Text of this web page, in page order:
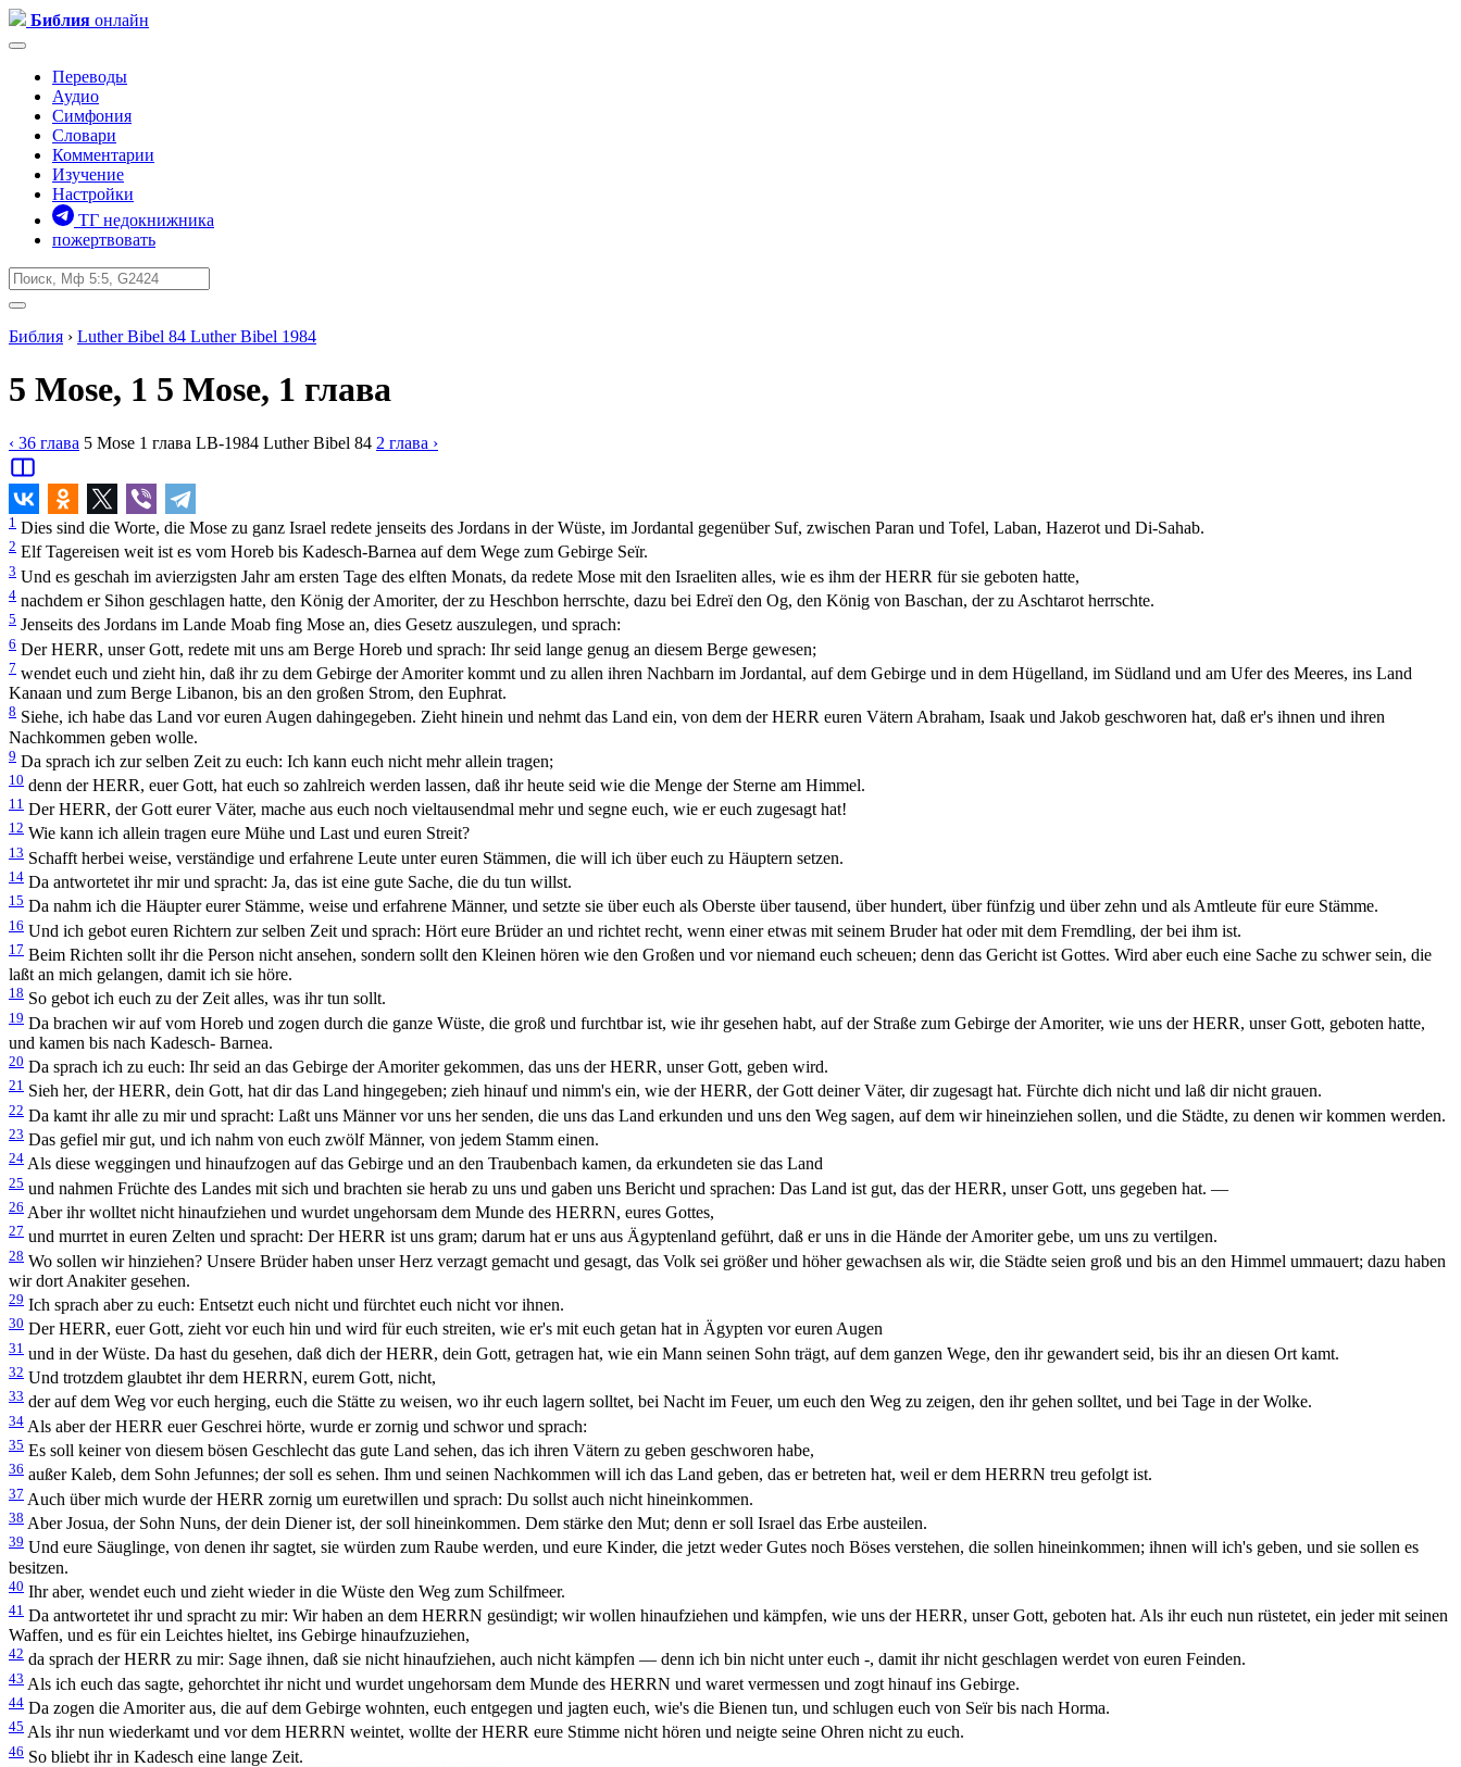
Библия онлайн
Переводы
Аудио
Симфония
Словари
Комментарии
Изучение
Настройки
ТГ недокнижника
пожертвовать
Библия › Luther Bibel 84 Luther Bibel 1984
5 Mose, 1 5 Mose, 1 глава
‹ 36 глава 5 Mose 1 глава LB-1984 Luther Bibel 84 2 глава ›
1 Dies sind die Worte, die Mose zu ganz Israel redete jenseits des Jordans in der Wüste, im Jordantal gegenüber Suf, zwischen Paran und Tofel, Laban, Hazerot und Di-Sahab.
2 Elf Tagereisen weit ist es vom Horeb bis Kadesch-Barnea auf dem Wege zum Gebirge Seïr.
3 Und es geschah im avierzigsten Jahr am ersten Tage des elften Monats, da redete Mose mit den Israeliten alles, wie es ihm der HERR für sie geboten hatte,
4 nachdem er Sihon geschlagen hatte, den König der Amoriter, der zu Heschbon herrschte, dazu bei Edreï den Og, den König von Baschan, der zu Aschtarot herrschte.
5 Jenseits des Jordans im Lande Moab fing Mose an, dies Gesetz auszulegen, und sprach:
6 Der HERR, unser Gott, redete mit uns am Berge Horeb und sprach: Ihr seid lange genug an diesem Berge gewesen;
7 wendet euch und zieht hin, daß ihr zu dem Gebirge der Amoriter kommt und zu allen ihren Nachbarn im Jordantal, auf dem Gebirge und in dem Hügelland, im Südland und am Ufer des Meeres, ins Land
Kanaan und zum Berge Libanon, bis an den großen Strom, den Euphrat.
8 Siehe, ich habe das Land vor euren Augen dahingegeben. Zieht hinein und nehmt das Land ein, von dem der HERR euren Vätern Abraham, Isaak und Jakob geschworen hat, daß er's ihnen und ihren
Nachkommen geben wolle.
9 Da sprach ich zur selben Zeit zu euch: Ich kann euch nicht mehr allein tragen;
10 denn der HERR, euer Gott, hat euch so zahlreich werden lassen, daß ihr heute seid wie die Menge der Sterne am Himmel.
11 Der HERR, der Gott eurer Väter, mache aus euch noch vieltausendmal mehr und segne euch, wie er euch zugesagt hat!
12 Wie kann ich allein tragen eure Mühe und Last und euren Streit?
13 Schafft herbei weise, verständige und erfahrene Leute unter euren Stämmen, die will ich über euch zu Häuptern setzen.
14 Da antwortetet ihr mir und spracht: Ja, das ist eine gute Sache, die du tun willst.
15 Da nahm ich die Häupter eurer Stämme, weise und erfahrene Männer, und setzte sie über euch als Oberste über tausend, über hundert, über fünfzig und über zehn und als Amtleute für eure Stämme.
16 Und ich gebot euren Richtern zur selben Zeit und sprach: Hört eure Brüder an und richtet recht, wenn einer etwas mit seinem Bruder hat oder mit dem Fremdling, der bei ihm ist.
17 Beim Richten sollt ihr die Person nicht ansehen, sondern sollt den Kleinen hören wie den Großen und vor niemand euch scheuen; denn das Gericht ist Gottes. Wird aber euch eine Sache zu schwer sein, die
laßt an mich gelangen, damit ich sie höre.
18 So gebot ich euch zu der Zeit alles, was ihr tun sollt.
19 Da brachen wir auf vom Horeb und zogen durch die ganze Wüste, die groß und furchtbar ist, wie ihr gesehen habt, auf der Straße zum Gebirge der Amoriter, wie uns der HERR, unser Gott, geboten hatte,
und kamen bis nach Kadesch- Barnea.
20 Da sprach ich zu euch: Ihr seid an das Gebirge der Amoriter gekommen, das uns der HERR, unser Gott, geben wird.
21 Sieh her, der HERR, dein Gott, hat dir das Land hingegeben; zieh hinauf und nimm's ein, wie der HERR, der Gott deiner Väter, dir zugesagt hat. Fürchte dich nicht und laß dir nicht grauen.
22 Da kamt ihr alle zu mir und spracht: Laßt uns Männer vor uns her senden, die uns das Land erkunden und uns den Weg sagen, auf dem wir hineinziehen sollen, und die Städte, zu denen wir kommen werden.
23 Das gefiel mir gut, und ich nahm von euch zwölf Männer, von jedem Stamm einen.
24 Als diese weggingen und hinaufzogen auf das Gebirge und an den Traubenbach kamen, da erkundeten sie das Land
25 und nahmen Früchte des Landes mit sich und brachten sie herab zu uns und gaben uns Bericht und sprachen: Das Land ist gut, das der HERR, unser Gott, uns gegeben hat. —
26 Aber ihr wolltet nicht hinaufziehen und wurdet ungehorsam dem Munde des HERRN, eures Gottes,
27 und murrtet in euren Zelten und spracht: Der HERR ist uns gram; darum hat er uns aus Ägyptenland geführt, daß er uns in die Hände der Amoriter gebe, um uns zu vertilgen.
28 Wo sollen wir hinziehen? Unsere Brüder haben unser Herz verzagt gemacht und gesagt, das Volk sei größer und höher gewachsen als wir, die Städte seien groß und bis an den Himmel ummauert; dazu haben
wir dort Anakiter gesehen.
29 Ich sprach aber zu euch: Entsetzt euch nicht und fürchtet euch nicht vor ihnen.
30 Der HERR, euer Gott, zieht vor euch hin und wird für euch streiten, wie er's mit euch getan hat in Ägypten vor euren Augen
31 und in der Wüste. Da hast du gesehen, daß dich der HERR, dein Gott, getragen hat, wie ein Mann seinen Sohn trägt, auf dem ganzen Wege, den ihr gewandert seid, bis ihr an diesen Ort kamt.
32 Und trotzdem glaubtet ihr dem HERRN, eurem Gott, nicht,
33 der auf dem Weg vor euch herging, euch die Stätte zu weisen, wo ihr euch lagern solltet, bei Nacht im Feuer, um euch den Weg zu zeigen, den ihr gehen solltet, und bei Tage in der Wolke.
34 Als aber der HERR euer Geschrei hörte, wurde er zornig und schwor und sprach:
35 Es soll keiner von diesem bösen Geschlecht das gute Land sehen, das ich ihren Vätern zu geben geschworen habe,
36 außer Kaleb, dem Sohn Jefunnes; der soll es sehen. Ihm und seinen Nachkommen will ich das Land geben, das er betreten hat, weil er dem HERRN treu gefolgt ist.
37 Auch über mich wurde der HERR zornig um euretwillen und sprach: Du sollst auch nicht hineinkommen.
38 Aber Josua, der Sohn Nuns, der dein Diener ist, der soll hineinkommen. Dem stärke den Mut; denn er soll Israel das Erbe austeilen.
39 Und eure Säuglinge, von denen ihr sagtet, sie würden zum Raube werden, und eure Kinder, die jetzt weder Gutes noch Böses verstehen, die sollen hineinkommen; ihnen will ich's geben, und sie sollen es
besitzen.
40 Ihr aber, wendet euch und zieht wieder in die Wüste den Weg zum Schilfmeer.
41 Da antwortetet ihr und spracht zu mir: Wir haben an dem HERRN gesündigt; wir wollen hinaufziehen und kämpfen, wie uns der HERR, unser Gott, geboten hat. Als ihr euch nun rüstetet, ein jeder mit seinen
Waffen, und es für ein Leichtes hieltet, ins Gebirge hinaufzuziehen,
42 da sprach der HERR zu mir: Sage ihnen, daß sie nicht hinaufziehen, auch nicht kämpfen — denn ich bin nicht unter euch -, damit ihr nicht geschlagen werdet von euren Feinden.
43 Als ich euch das sagte, gehorchtet ihr nicht und wurdet ungehorsam dem Munde des HERRN und waret vermessen und zogt hinauf ins Gebirge.
44 Da zogen die Amoriter aus, die auf dem Gebirge wohnten, euch entgegen und jagten euch, wie's die Bienen tun, und schlugen euch von Seïr bis nach Horma.
45 Als ihr nun wiederkamt und vor dem HERRN weintet, wollte der HERR eure Stimme nicht hören und neigte seine Ohren nicht zu euch.
46 So bliebt ihr in Kadesch eine lange Zeit.